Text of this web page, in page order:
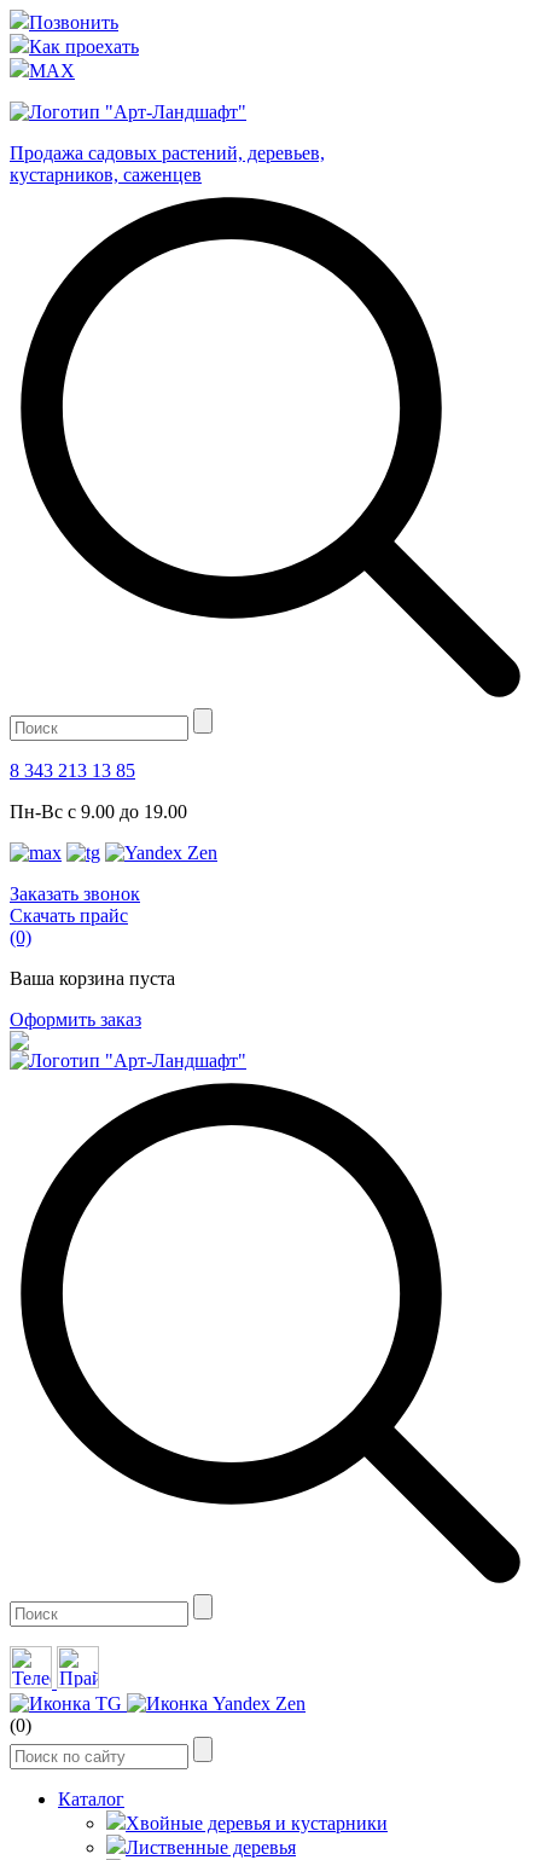
Позвонить
Как проехать
MAX
Продажа садовых растений, деревьев,
кустарников, саженцев
8 343 213 13 85
Пн-Вс с 9.00 до 19.00
Заказать звонок
Скачать прайс
(0)
Ваша корзина пуста
Оформить заказ
(0)
Каталог
Хвойные деревья и кустарники
Лиственные деревья